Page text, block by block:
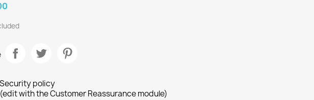
Security policy
(edit with the Customer Reassurance module)